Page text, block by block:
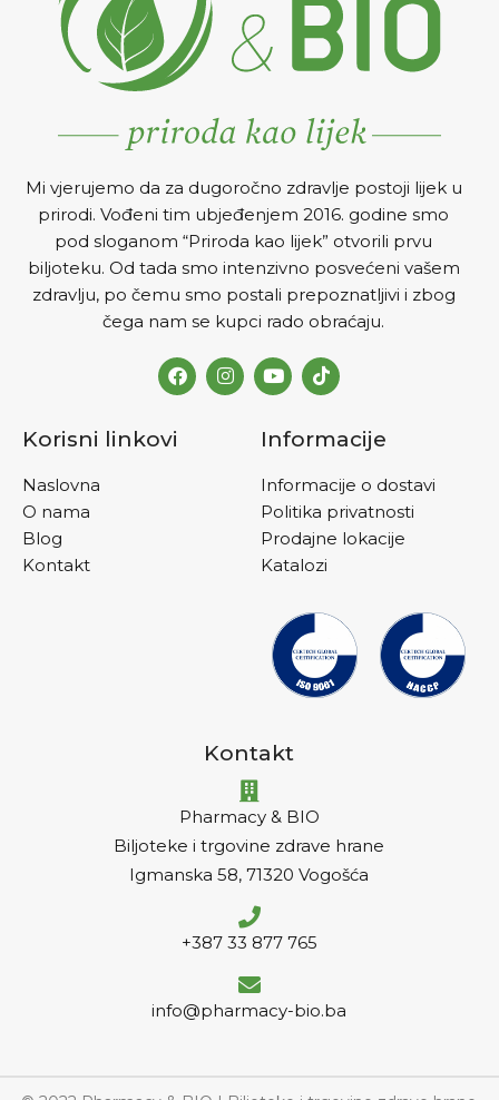
mjesto 2-3 puta na dan.
Pakovanje: 20 g.
Mi vjerujemo da za dugoročno zdravlje postoji lijek u
prirodi. Vođeni tim ubjeđenjem 2016. godine smo
pod sloganom “Priroda kao lijek” otvorili prvu
biljoteku. Od tada smo intenzivno posvećeni vašem
zdravlju, po čemu smo postali prepoznatljivi i zbog
čega nam se kupci rado obraćaju.
Korisni linkovi
Naslovna
O nama
Blog
Kontakt
Informacije
Informacije o dostavi
Politika privatnosti
Prodajne lokacije
Katalozi
Kontakt
Pharmacy & BIO
Biljoteke i trgovine zdrave hrane
Igmanska 58, 71320 Vogošća
+387 33 877 765
info@pharmacy-bio.ba